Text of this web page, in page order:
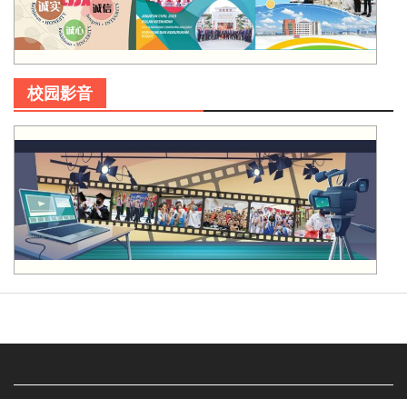
校园影音